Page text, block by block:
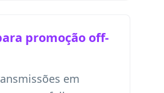
promoção off-
em